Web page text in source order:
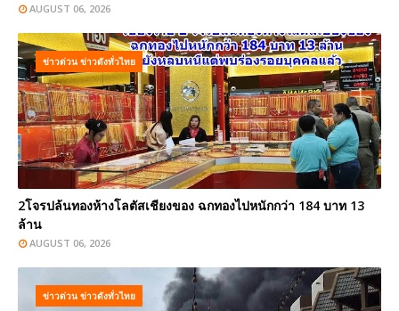
AUGUST 06, 2026
ข่าวด่วน ข่าวดังทั่วไทย
2โจรปล้นทองห้างโลตัสเชียงของ ฉกทองไปหนักกว่า 184 บาท 13
ล้าน
AUGUST 06, 2026
ข่าวด่วน ข่าวดังทั่วไทย